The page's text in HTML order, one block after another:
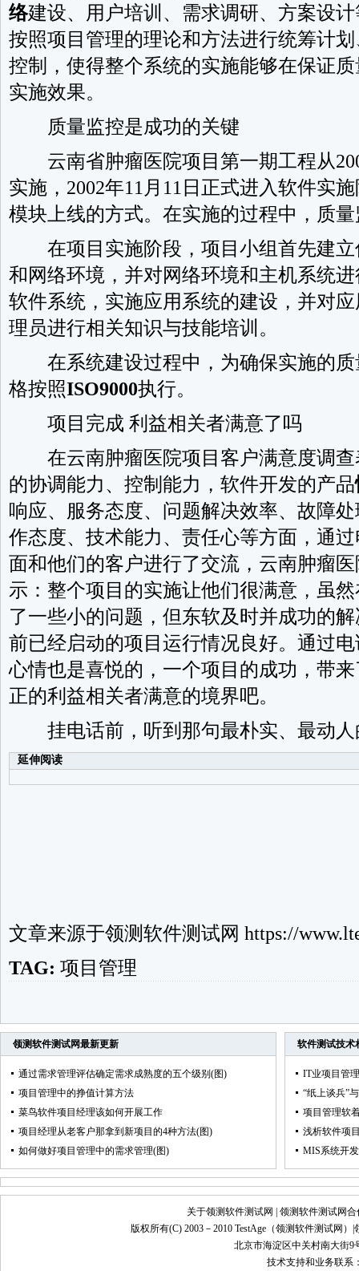
络建设、用户培训、需求调研、方案设
按照项目管理的理论和方法进行统筹计
控制，使得整个系统的实施能够在保证
实施效果。
质量监控是成功的关键
云南省肿瘤医院项目第一期工程从
实施，2002年11月11日正式进入软件实
模块上线的方式。在实施的过程中，质
在项目实施阶段，项目小组首先建立
和网络环境，并对网络环境和主机系统
软件系统，实施应用系统的建设，并对
理员进行相关知识与技能培训。
在系统建设过程中，为确保实施的质
格按照ISO9000执行。
项目完成 利益相关者满意了吗
在云南肿瘤医院项目客户满意度调查
的协调能力、控制能力，软件开发的产品
响应、服务态度、问题解决效率、故障
作态度、技术能力、责任心等方面，通
面和他们的客户进行了交流，云南肿瘤
示：整个项目的实施让他们很满意，虽
了一些小的问题，但东软及时并成功的
前已经启动的项目运行情况良好。通过
心情也是喜悦的，一个项目的成功，带
正的利益相关者满意的境界吧。
挂电话前，听到那句最朴实、最动人
延伸阅读
文章来源于领测软件测试网 https://
TAG: 项目管理
领测软件测试网最新更新
通过需求管理评估确定需求成熟度的五个级别(图)
项目管理中的挣值计算方法
菜鸟软件项目经理该如何开展工作
项目经理从老客户那拿到新项目的4种方法(图)
如何做好项目管理中的需求管理(图)
软件测试技术
IT业项目管
“纸上谈兵”
项目管理软
浅析软件项
MIS系统开
关于领测软件测试网 |领测软件测试网
版权所有(C) 2003－2010 TestAge（领测软件测试网 ）|
北京市海淀区中关村南大街
技术支持和业务联系